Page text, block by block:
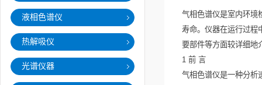
液相色谱仪
热解吸仪
光谱仪器
气相色谱仪是室内环境
寿命。仪器在运行过程
要部件等方面较详细地
1 前 言
气相色谱仪是一种分析